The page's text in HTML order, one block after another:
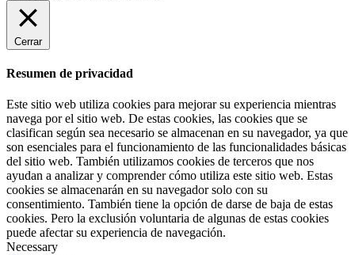
Cerrar
Resumen de privacidad
Este sitio web utiliza cookies para mejorar su experiencia mientras
navega por el sitio web. De estas cookies, las cookies que se
clasifican según sea necesario se almacenan en su navegador, ya que
son esenciales para el funcionamiento de las funcionalidades básicas
del sitio web. También utilizamos cookies de terceros que nos
ayudan a analizar y comprender cómo utiliza este sitio web. Estas
cookies se almacenarán en su navegador solo con su
consentimiento. También tiene la opción de darse de baja de estas
cookies. Pero la exclusión voluntaria de algunas de estas cookies
puede afectar su experiencia de navegación.
Necessary